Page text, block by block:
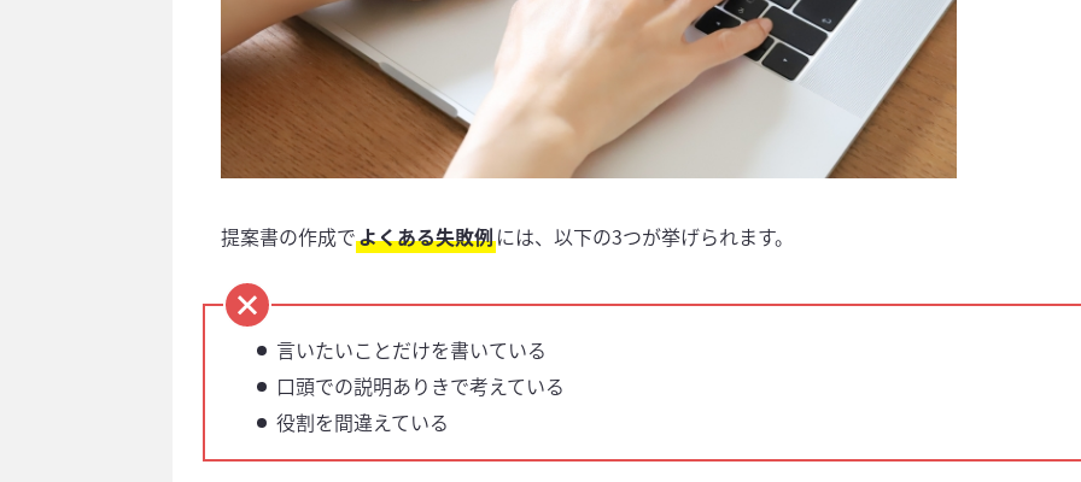
提案書の作成でよくある失敗例には、以下の3つが挙げられます。
言いたいことだけを書いている
口頭での説明ありきで考えている
役割を間違えている